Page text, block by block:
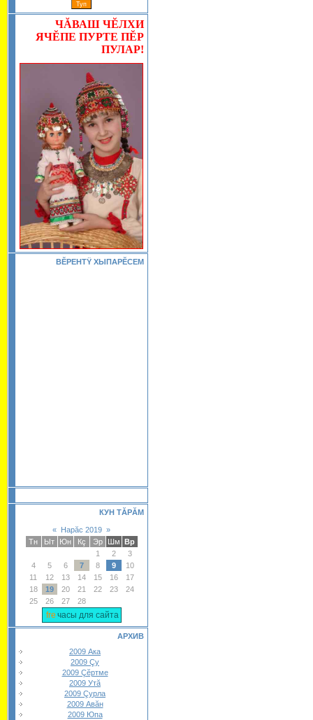
ЧĂВАШ ЧĔЛХИ
ЯЧĔПЕ ПУРТЕ ПĔР
ПУЛАР!
ВĔРЕНТŸ ХЫПАРĔСЕМ
КУН ТĂРĂМ
« Нарăс 2019 »
Тн
Ыт Юн Кç Эр Шм
Вр
1
2
3
4
5 6 7 8 9
10
11
12 13 14 15 16
17
18
19 20 21 22 23
24
25
26 27 28
часы для сайта
АРХИВ
2009 Ака
2009 Çу
2009 Çĕртме
2009 Утă
2009 Çурла
2009 Авăн
2009 Юпа